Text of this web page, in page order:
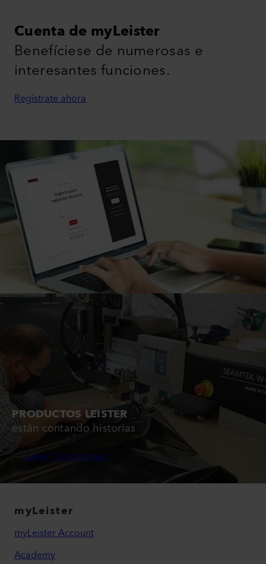
Cuenta de myLeister
Benefíciese de numerosas e
interesantes funciones.
Regístrate ahora
PRODUCTOS LEISTER
están contando historias
Leer historias
myLeister
myLeister Account
Academy